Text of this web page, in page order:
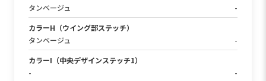
タンベージュ
-
カラーH（ウイング部ステッチ）
タンベージュ
-
カラーI（中央デザインステッチ1）
-
-